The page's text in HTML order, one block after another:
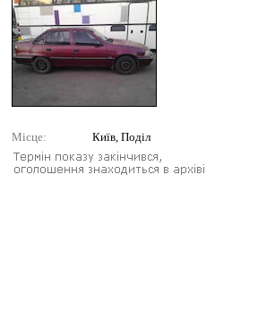
Місце: Київ, Поділ